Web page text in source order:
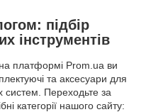
підбір
інструментів
на платформі Prom.ua ви
та аксесуари для
систем. Переходьте за
категорії нашого сайту: